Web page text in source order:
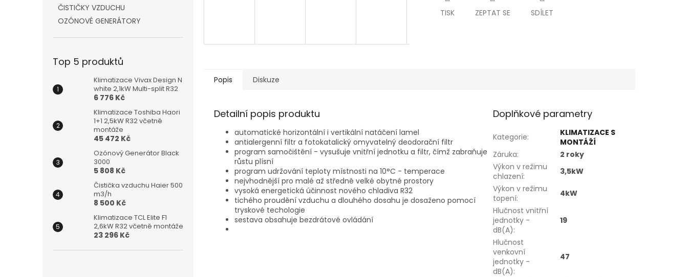
ČISTIČKY VZDUCHU
OZÓNOVÉ GENERÁTORY
Top 5 produktů
Klimatizace Vivax Design N
white 2,1kW Multi-split R32
6 776 Kč
Klimatizace Toshiba Haori
1+1 2,5kW R32 včetně
montáže
45 472 Kč
Ozónový Generátor Black
3000
5 808 Kč
Čistička vzduchu Haier 500
m3/h
8 500 Kč
Klimatizace TCL Elite F1
2,6kW R32 včetně montáže
23 296 Kč
R
TISK ZEPTAT SE SDÍLET
Popis Diskuze
Detailní popis produktu
automatické horizontální i vertikální natáčení lamel
antialergenní filtr a fotokatalický omyvatelný deodorační filtr
program samočištění - vysušuje vnitřní jednotku a filtr, čímž zabraňuje
růstu plísní
program udržování teploty místnosti na 10°C - temperace
nejvhodnější pro malé až středně velké obytné prostory
vysoká energetická účinnost nového chladiva R32
tichého proudění vzduchu a dlouhého dosahu je dosaženo pomocí
tryskové techologie
sestava obsahuje bezdrátové ovládání
Doplňkové parametry
Kategorie:
KLIMATIZACE S
MONTÁŽÍ
Záruka:
2 roky
Výkon v režimu
chlazení:
3,5kW
Výkon v režimu
topení:
4kW
Hlučnost vnitřní
jednotky -
dB(A):
19
Hlučnost
venkovní
jednotky -
dB(A):
47